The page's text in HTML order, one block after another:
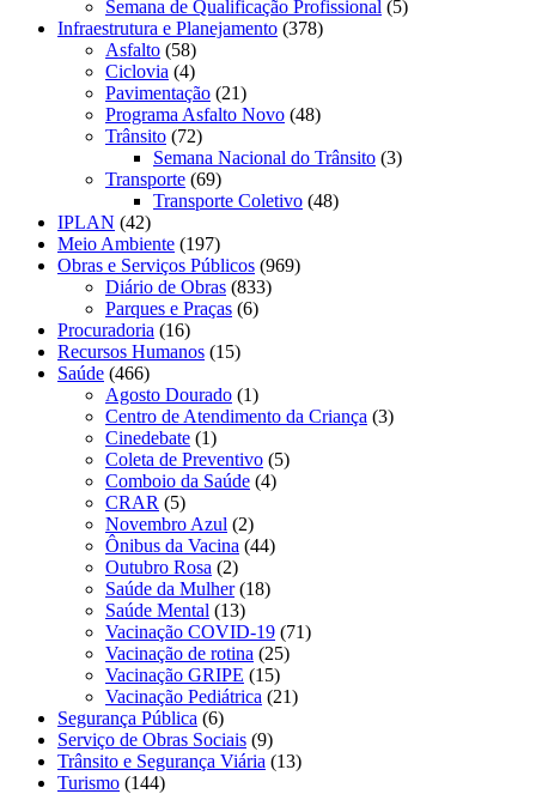
Semana de Qualificação Profissional (5)
Infraestrutura e Planejamento (378)
Asfalto (58)
Ciclovia (4)
Pavimentação (21)
Programa Asfalto Novo (48)
Trânsito (72)
Semana Nacional do Trânsito (3)
Transporte (69)
Transporte Coletivo (48)
IPLAN (42)
Meio Ambiente (197)
Obras e Serviços Públicos (969)
Diário de Obras (833)
Parques e Praças (6)
Procuradoria (16)
Recursos Humanos (15)
Saúde (466)
Agosto Dourado (1)
Centro de Atendimento da Criança (3)
Cinedebate (1)
Coleta de Preventivo (5)
Comboio da Saúde (4)
CRAR (5)
Novembro Azul (2)
Ônibus da Vacina (44)
Outubro Rosa (2)
Saúde da Mulher(18)
Saúde Mental (13)
Vacinação COVID-19 (71)
Vacinação de rotina (25)
Vacinação GRIPE (15)
Vacinação Pediátrica (21)
Segurança Pública (6)
Serviço de Obras Sociais (9)
Trânsito e Segurança Viária (13)
Turismo (144)